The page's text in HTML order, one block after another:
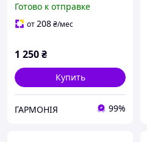
на платформе,
демисезонная женская
Готово к отправке
от208₴/мес
1 250₴
Купить
ГАРМОНІЯ 99%